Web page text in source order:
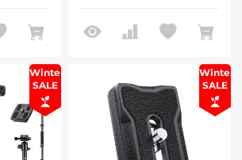
de 360 ​​°, dobra
compacta (42 cm) -
atividades ao ar livre
B174A1
Winter
SALE
Winter
SALE